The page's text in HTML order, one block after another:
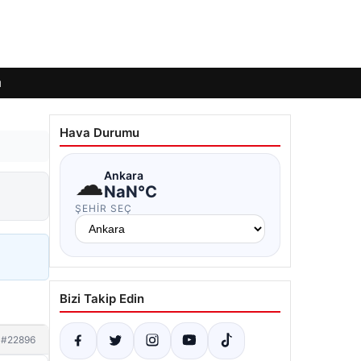
#22896
Hava Durumu
☁Ankara
NaN°C
ŞEHIR SEÇ
Bizi Takip Edin